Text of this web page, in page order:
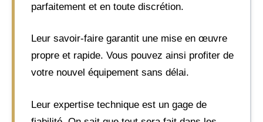
parfaitement et en toute discrétion.
Leur savoir-faire garantit une mise en œuvre
propre et rapide. Vous pouvez ainsi profiter de
votre nouvel équipement sans délai.
Leur expertise technique est un gage de